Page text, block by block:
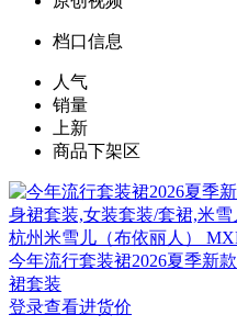
档口信息
人气
销量
上新
商品下架区
杭州米雪儿（布依丽人）
今年流行套装裙2026夏季新
裙套装
登录查看进货价